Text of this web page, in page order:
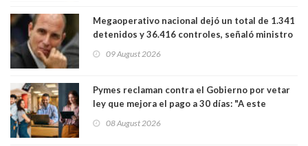
Megaoperativo nacional dejó un total de 1.341
detenidos y 36.416 controles, señaló ministro
09 August 2026
Pymes reclaman contra el Gobierno por vetar
ley que mejora el pago a 30 días: "A este
medianas empresas"
08 August 2026